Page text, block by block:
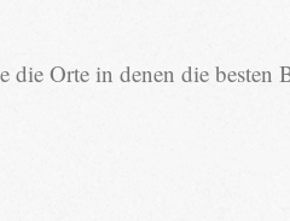
die Orte in denen die besten